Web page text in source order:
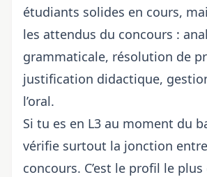
étudiants solides en cours,
les attendus du concours :
grammaticale, résolution de
justification didactique,
l’oral.
Si tu es en L3 au moment du
vérifie surtout la jonction
concours. C’est le profil le